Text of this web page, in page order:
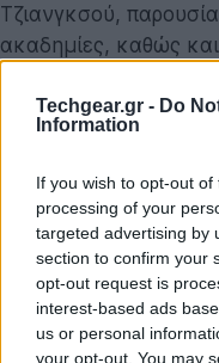
Techgear.gr - Do
Information
If you wish to opt-out
processing of your
targeted advertising by
section to confirm your
opt-out request is
interest-based ads
us or personal
your opt-out. You may
Τζιανγκσού,
ακαδημίες, καθώς
χωρών.
και εκτέλεσε με
αποδεικνύοντας τη
τηλεχειρισμού.
βρίσκεται ακόμη σε
δόκιμος από το
να δοκιμάσει το